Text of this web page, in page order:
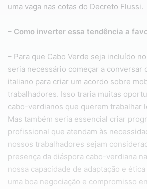
uma vaga nas cotas do Decreto Flussi.
– Como inverter essa tendência a
– Para que Cabo Verde seja incluído
seria necessário começar a conversar
italiano para criar um acordo sobre
trabalhadores. Isso traria muitas
cabo-verdianos que querem trabalhar
Mas também seria essencial criar
profissional que atendam às
nossos trabalhadores sejam
presença da diáspora cabo-verdiana
nossa capacidade de adaptação e
uma boa negociação e compromisso